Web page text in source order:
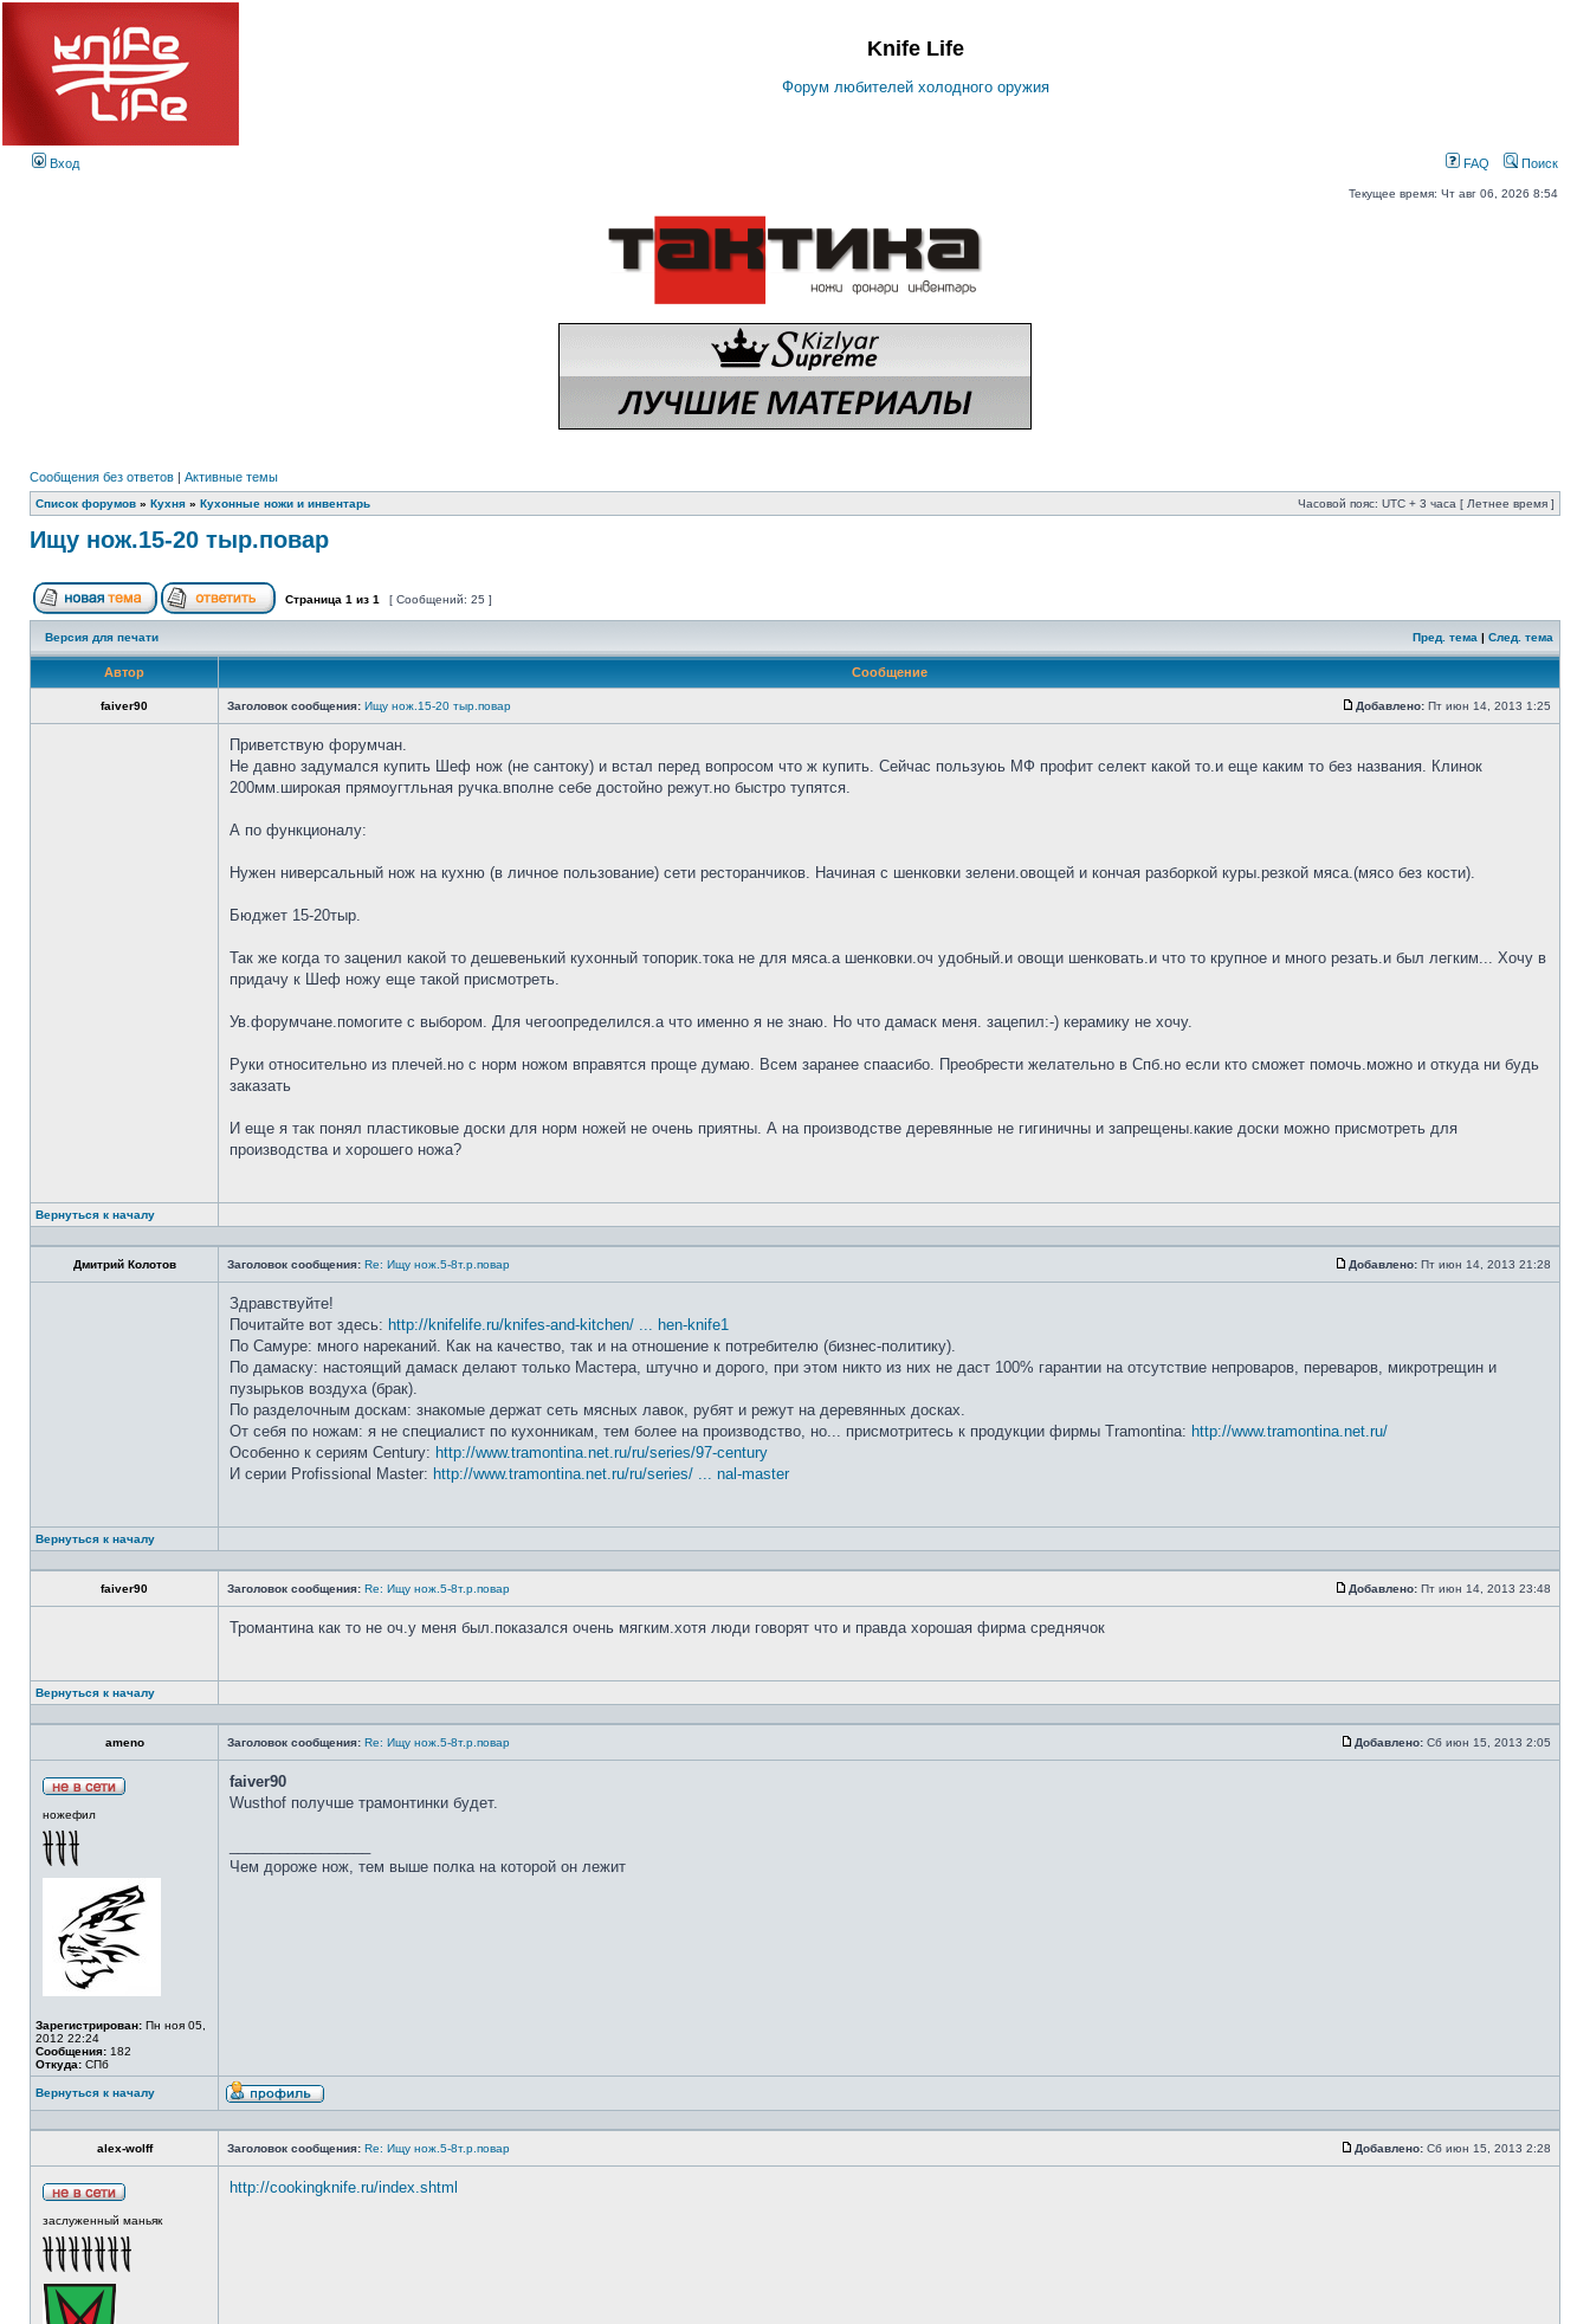
Knife Life
Форум любителей холодного оружия
Вход FAQ Поиск
Текущее время: Чт авг 06, 2026 8:54
Сообщения без ответов | Активные темы
Список форумов » Кухня » Кухонные ножи и инвентарь Часовой пояс: UTC + 3 часа [ Летнее время ]
Ищу нож.15-20 тыр.повар
Страница 1 из 1 [ Сообщений: 25 ]
Версия для печати Пред. тема | След. тема
Автор Сообщение
faiver90 Заголовок сообщения: Ищу нож.15-20 тыр.повар Добавлено: Пт июн 14, 2013 1:25
Приветствую форумчан.
Не давно задумался купить Шеф нож (не сантоку) и встал перед вопросом что ж купить. Сейчас пользуюь МФ профит селект какой то.и еще каким то без названия. Клинок
200мм.широкая прямоугтльная ручка.вполне себе достойно режут.но быстро тупятся.
А по функционалу:
Нужен ниверсальный нож на кухню (в личное пользование) сети ресторанчиков. Начиная с шенковки зелени.овощей и кончая разборкой куры.резкой мяса.(мясо без кости).
Бюджет 15-20тыр.
Так же когда то заценил какой то дешевенький кухонный топорик.тока не для мяса.а шенковки.оч удобный.и овощи шенковать.и что то крупное и много резать.и был легким... Хочу в
придачу к Шеф ножу еще такой присмотреть.
Ув.форумчане.помогите с выбором. Для чегоопределился.а что именно я не знаю. Но что дамаск меня. зацепил:-) керамику не хочу.
Руки относительно из плечей.но с норм ножом вправятся проще думаю. Всем заранее спаасибо. Преобрести желательно в Спб.но если кто сможет помочь.можно и откуда ни будь
заказать
И еще я так понял пластиковые доски для норм ножей не очень приятны. А на производстве деревянные не гигиничны и запрещены.какие доски можно присмотреть для
производства и хорошего ножа?
Вернуться к началу
Дмитрий Колотов Заголовок сообщения: Re: Ищу нож.5-8т.р.повар Добавлено: Пт июн 14, 2013 21:28
Здравствуйте!
Почитайте вот здесь: http://knifelife.ru/knifes-and-kitchen/ ... hen-knife1
По Самуре: много нареканий. Как на качество, так и на отношение к потребителю (бизнес-политику).
По дамаску: настоящий дамаск делают только Мастера, штучно и дорого, при этом никто из них не даст 100% гарантии на отсутствие непроваров, переваров, микротрещин и
пузырьков воздуха (брак).
По разделочным доскам: знакомые держат сеть мясных лавок, рубят и режут на деревянных досках.
От себя по ножам: я не специалист по кухонникам, тем более на производство, но... присмотритесь к продукции фирмы Tramontina: http://www.tramontina.net.ru/
Особенно к сериям Century: http://www.tramontina.net.ru/ru/series/97-century
И серии Profissional Master: http://www.tramontina.net.ru/ru/series/ ... nal-master
Вернуться к началу
faiver90 Заголовок сообщения: Re: Ищу нож.5-8т.р.повар Добавлено: Пт июн 14, 2013 23:48
Тромантина как то не оч.у меня был.показался очень мягким.хотя люди говорят что и правда хорошая фирма среднячок
Вернуться к началу
ameno Заголовок сообщения: Re: Ищу нож.5-8т.р.повар Добавлено: Сб июн 15, 2013 2:05
ножефил
Зарегистрирован: Пн ноя 05,
2012 22:24
Сообщения: 182
Откуда: СПб
faiver90
Wusthof получше трамонтинки будет.
Чем дороже нож, тем выше полка на которой он лежит
Вернуться к началу
alex-wolff Заголовок сообщения: Re: Ищу нож.5-8т.р.повар Добавлено: Сб июн 15, 2013 2:28
заслуженный маньяк
http://cookingknife.ru/index.shtml